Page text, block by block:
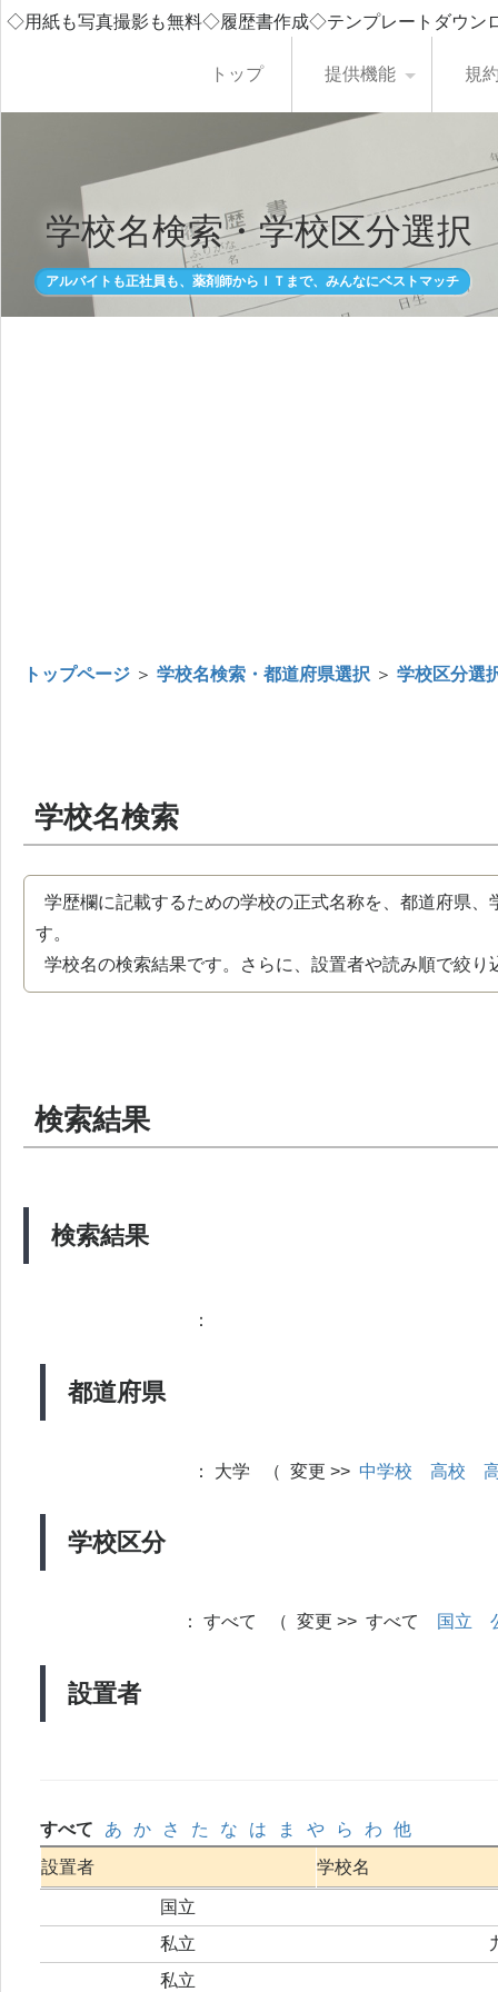
◇用紙も写真撮影も無料◇履歴書作成◇テンプレートダウ
トップ 提供機能 規
学校名検索・学校区分選択
アルバイトも正社員も、薬剤師からＩＴまで、みんなにベストマッチ
トップページ ＞ 学校名検索・都道府県選択 ＞ 学校区分選
学校名検索
学歴欄に記載するための学校の正式名称を、都道府県
す。
学校名の検索結果です。さらに、設置者や読み順で絞り
検索結果
検索結果
都道府県
：
学校区分
： 大学 （ 変更 >> 中学校 高校
設置者
： すべて （ 変更 >> すべて 国立
すべて あ か さ た な は ま や ら わ
他
設置者
学校名
国立
私立
私立